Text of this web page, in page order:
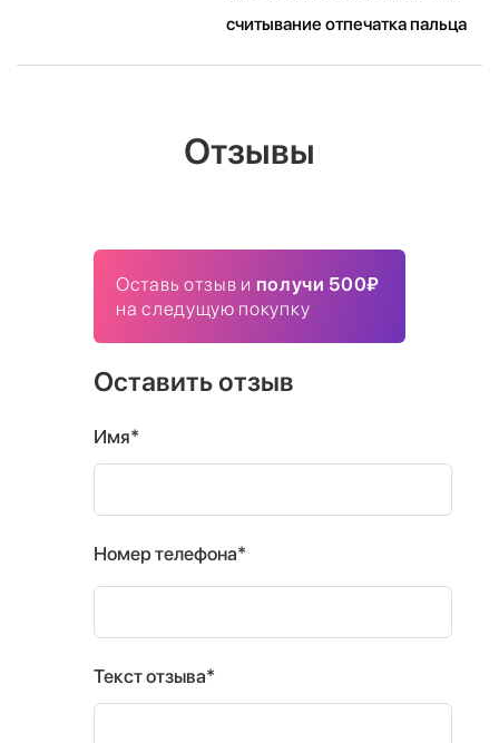
считывание отпечатка пальца
Отзывы
Оставь отзыв и получи 500₽
на следущую покупку
Оставить отзыв
Имя*
Номер телефона*
Текст отзыва*